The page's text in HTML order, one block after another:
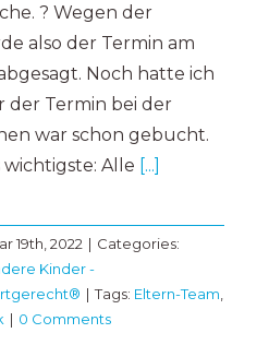
? Wegen der
also der Termin am
Noch hatte ich
der Termin bei der
war schon gebucht.
Alle [...]
19th, 2022 | Categories:
Kinder -
| Tags: Eltern-Team
| 0 Comments